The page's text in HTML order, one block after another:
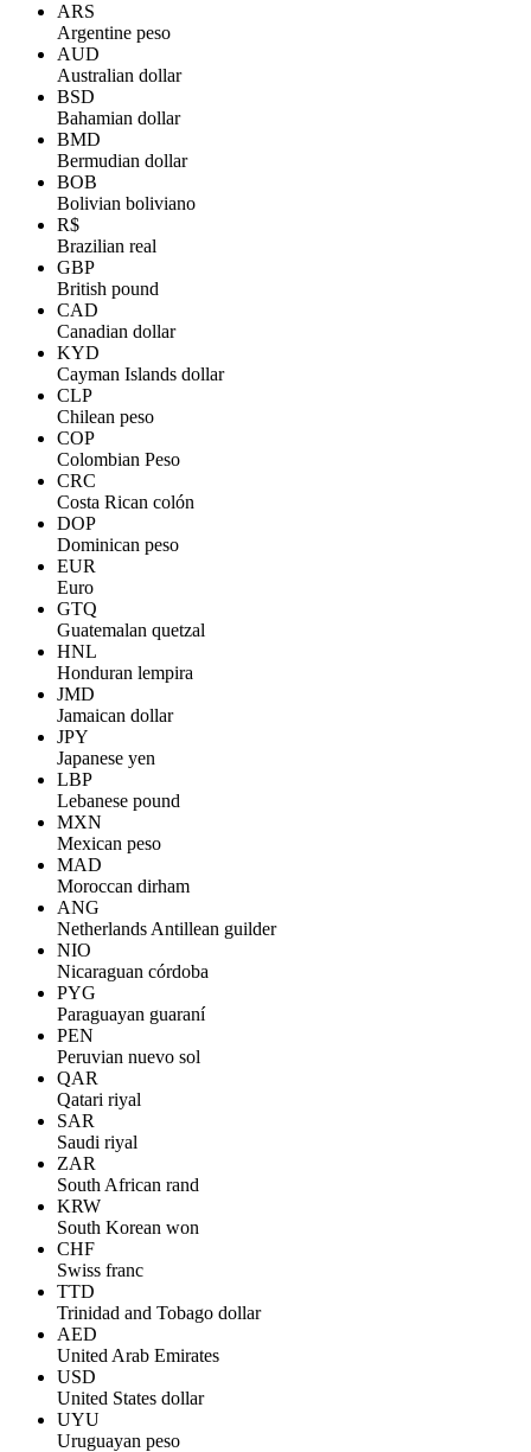
ARS
Argentine peso
AUD
Australian dollar
BSD
Bahamian dollar
BMD
Bermudian dollar
BOB
Bolivian boliviano
R$
Brazilian real
GBP
British pound
CAD
Canadian dollar
KYD
Cayman Islands dollar
CLP
Chilean peso
COP
Colombian Peso
CRC
Costa Rican colón
DOP
Dominican peso
EUR
Euro
GTQ
Guatemalan quetzal
HNL
Honduran lempira
JMD
Jamaican dollar
JPY
Japanese yen
LBP
Lebanese pound
MXN
Mexican peso
MAD
Moroccan dirham
ANG
Netherlands Antillean guilder
NIO
Nicaraguan córdoba
PYG
Paraguayan guaraní
PEN
Peruvian nuevo sol
QAR
Qatari riyal
SAR
Saudi riyal
ZAR
South African rand
KRW
South Korean won
CHF
Swiss franc
TTD
Trinidad and Tobago dollar
AED
United Arab Emirates
USD
United States dollar
UYU
Uruguayan peso